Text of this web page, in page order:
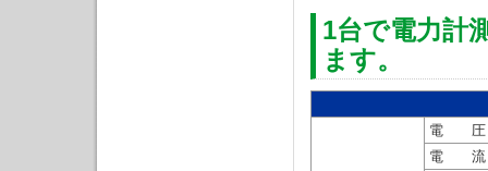
1台で電力計
ます。
電 圧
電 流